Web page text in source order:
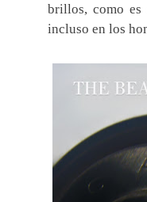
brillos, como
incluso en los